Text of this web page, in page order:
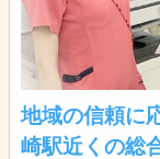
地域の信頼に
崎駅近くの総